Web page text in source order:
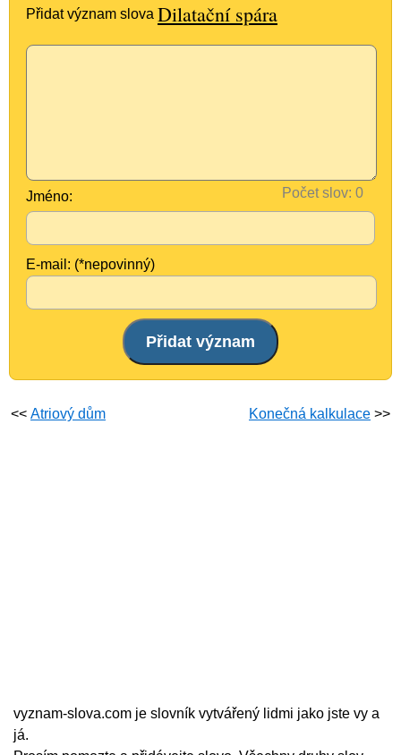
Přidat význam slova Dilatační spára
Počet slov:
Jméno:
E-mail: (*nepovinný)
<< Atriový dům Konečná kalkulace >>
vyznam-slova.com je slovník vytvářený lidmi jako jste vy a
já.